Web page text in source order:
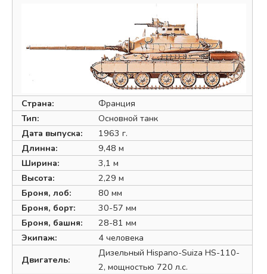
Страна:
Франция
Тип:
Основной танк
Дата выпуска:
1963 г.
Длинна:
9,48 м
Ширина:
3,1 м
Высота:
2,29 м
Броня, лоб:
80 мм
Броня, борт:
30-57 мм
Броня, башня:
28-81 мм
Экипаж:
4 человека
Двигатель:
Дизельный Hispano-Suiza HS-110-
2, мощностью 720 л.с.